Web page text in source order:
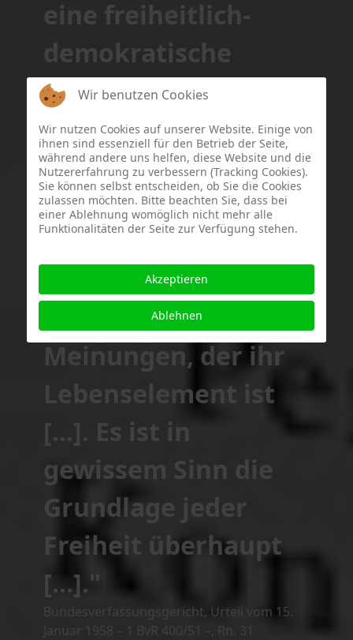
eine freiheitlich-
demokratische
Staatsordnung ist es
schlechthin
konstituierend, denn
es ermöglicht erst
die ständige geistige
Auseinandersetzung,
den Kampf der
Meinungen, der ihr
Lebenselement ist
[...]. Es ist in
gewissem Sinn die
Grundlage jeder
Freiheit überhaupt
[...]."
Bundesverfassungsgericht, Urteil vom 15.
Januar 1958 – 1 BvR 400/51 –, Rn. 31
Wir benutzen Cookies
Wir nutzen Cookies auf unserer Website. Einige von
ihnen sind essenziell für den Betrieb der Seite,
während andere uns helfen, diese Website und die
Nutzererfahrung zu verbessern (Tracking Cookies).
Sie können selbst entscheiden, ob Sie die Cookies
zulassen möchten. Bitte beachten Sie, dass bei
einer Ablehnung womöglich nicht mehr alle
Funktionalitäten der Seite zur Verfügung stehen.
Akzeptieren
Ablehnen